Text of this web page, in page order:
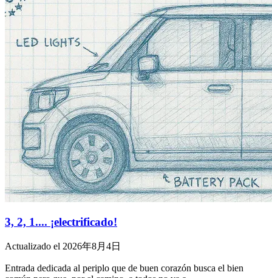
3, 2, 1.... ¡electrificado!
Actualizado el 2026年8月4日
Entrada dedicada al periplo que de buen corazón busca el bien